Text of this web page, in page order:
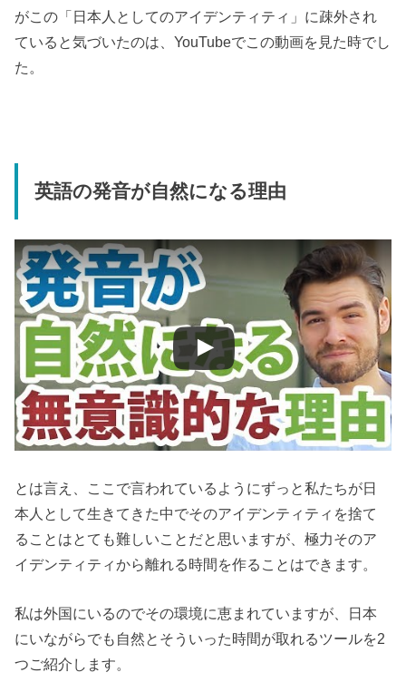
がこの「日本人としてのアイデンティティ」に疎外され
ていると気づいたのは、YouTubeでこの動画を見た時でし
た。
英語の発音が自然になる理由
とは言え、ここで言われているようにずっと私たちが日
本人として生きてきた中でそのアイデンティティを捨て
ることはとても難しいことだと思いますが、極力そのア
イデンティティから離れる時間を作ることはできます。
私は外国にいるのでその環境に恵まれていますが、日本
にいながらでも自然とそういった時間が取れるツールを2
つご紹介します。